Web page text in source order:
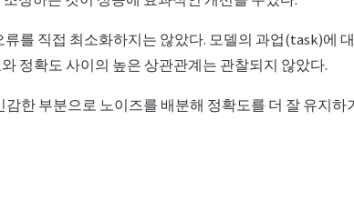
류를 직접 최소화하지는 않았다. 모델의 과업(task)에
정확도 사이의 높은 상관관계는 관찰되지 않았다.
한 부분으로 노이즈를 배분해 정확도를 더 잘 유지하